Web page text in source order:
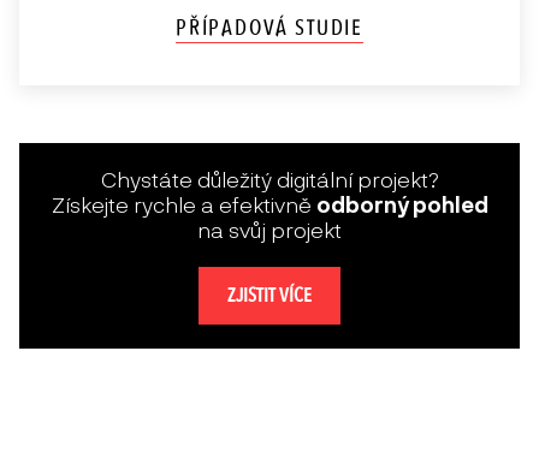
PŘÍPADOVÁ STUDIE
Chystáte důležitý digitální projekt?
Získejte rychle a efektivně odborný pohled
na svůj projekt
ZJISTIT VÍCE